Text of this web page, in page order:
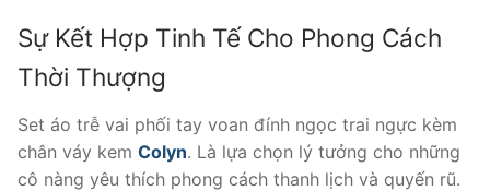
Sự Kết Hợp Tinh Tế Cho Phong Cách
Thời Thượng
Set áo trễ vai phối tay voan đính ngọc trai ngực kèm
chân váy kem Colyn. Là lựa chọn lý tưởng cho những
cô nàng yêu thích phong cách thanh lịch và quyến rũ.